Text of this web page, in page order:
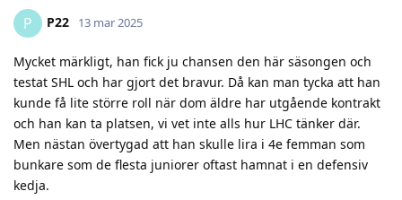
P P22 13 mar 2025
Mycket märkligt, han fick ju chansen den här säsongen och
testat SHL och har gjort det bravur. Då kan man tycka att han
kunde få lite större roll när dom äldre har utgående kontrakt
och han kan ta platsen, vi vet inte alls hur LHC tänker där.
Men nästan övertygad att han skulle lira i 4e femman som
bunkare som de flesta juniorer oftast hamnat i en defensiv
kedja.